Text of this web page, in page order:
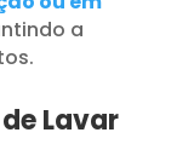
a
Lavar